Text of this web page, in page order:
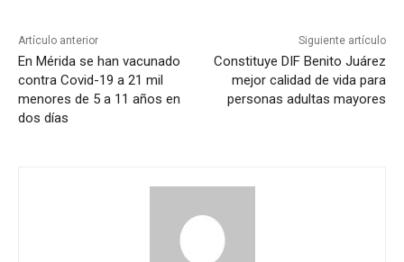
Artículo anterior
En Mérida se han vacunado
contra Covid-19 a 21 mil
menores de 5 a 11 años en
dos días
Siguiente artículo
Constituye DIF Benito Juárez
mejor calidad de vida para
personas adultas mayores